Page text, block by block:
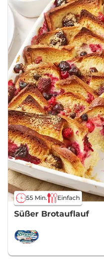
55 Min. Einfach
Süßer Brotauflauf